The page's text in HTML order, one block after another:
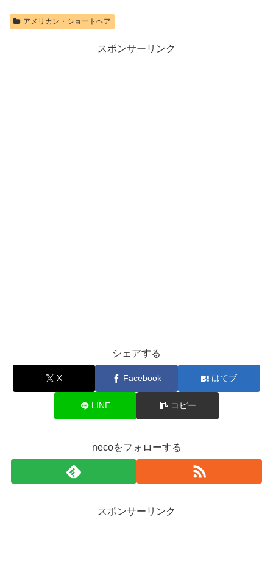
アメリカン・ショートヘア
スポンサーリンク
シェアする
X Facebook はてブ
LINE コピー
necoをフォローする
スポンサーリンク